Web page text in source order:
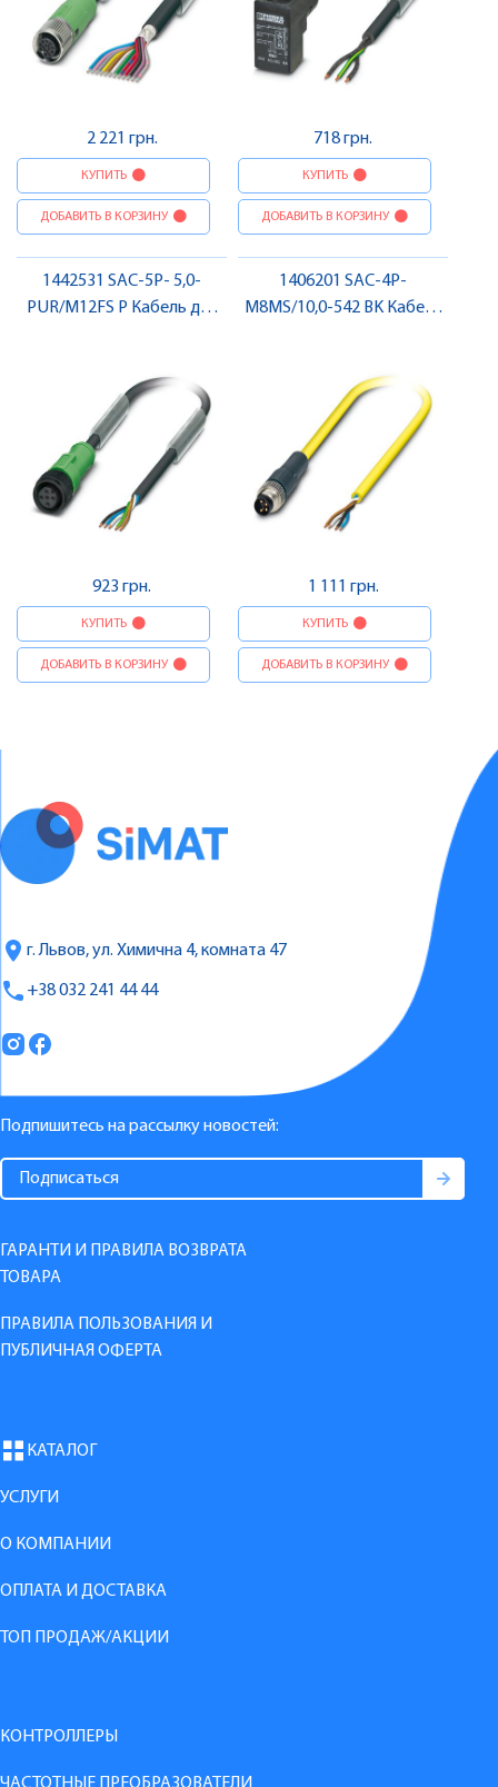
2 221 грн.
КУПИТЬ
ДОБАВИТЬ В КОРЗИНУ
718 грн.
КУПИТЬ
ДОБАВИТЬ В КОРЗИНУ
1442531 SAC-5P- 5,0-
PUR/M12FS P Кабель для
Contact
923 грн.
КУПИТЬ
ДОБАВИТЬ В КОРЗИНУ
1406201 SAC-4P-
M8MS/10,0-542 BK Кабель
1 111 грн.
КУПИТЬ
ДОБАВИТЬ В КОРЗИНУ
г. Львов, ул. Химична 4, комната 47
+38 032 241 44 44
Подпишитесь на рассылку новостей:
ГАРАНТИ И ПРАВИЛА ВОЗВРАТА
ТОВАРА
ПРАВИЛА ПОЛЬЗОВАНИЯ И
ПУБЛИЧНАЯ ОФЕРТА
КАТАЛОГ
УСЛУГИ
О КОМПАНИИ
ОПЛАТА И ДОСТАВКА
ТОП ПРОДАЖ/АКЦИИ
КОНТРОЛЛЕРЫ